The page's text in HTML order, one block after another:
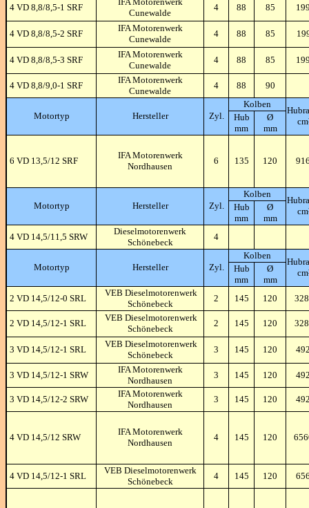
4 VD 8,8/8,5-1 SRF
Cunewalde
4 88 85
4 VD 8,8/8,5-2 SRF
IFA Motorenwerk
Cunewalde
4 88 85
4 VD 8,8/8,5-3 SRF
IFA Motorenwerk
Cunewalde
4 88 85
4 VD 8,8/9,0-1 SRF
IFA Motorenwerk
Cunewalde
4 88 90
Motortyp Hersteller Zyl.
Kolben
cm
Hub
mm
Ø
mm
6 VD 13,5/12 SRF
IFA Motorenwerk
Nordhausen
6 135 120
Motortyp Hersteller Zyl.
Kolben
cm
Hub
mm
Ø
mm
4 VD 14,5/11,5 SRW
Dieselmotorenwerk
Schönebeck
4
Motortyp Hersteller Zyl.
Kolben
cm
Hub
mm
Ø
mm
2 VD 14,5/12-0 SRL
VEB Dieselmotorenwerk
Schönebeck
2 145 120
2 VD 14,5/12-1 SRL
VEB Dieselmotorenwerk
Schönebeck
2 145 120
3 VD 14,5/12-1 SRL
VEB Dieselmotorenwerk
Schönebeck
3 145 120
3 VD 14,5/12-1 SRW
IFA Motorenwerk
Nordhausen
3 145 120
3 VD 14,5/12-2 SRW
IFA Motorenwerk
Nordhausen
3 145 120
4 VD 14,5/12 SRW
IFA Motorenwerk
Nordhausen
4 145 120
4 VD 14,5/12-1 SRL
VEB Dieselmotorenwerk
Schönebeck
4 145 120